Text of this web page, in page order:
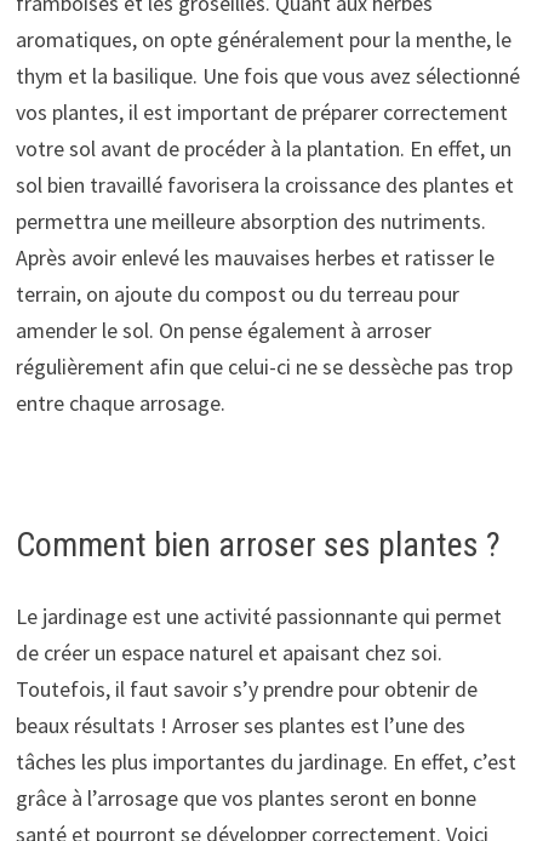
aromatiques, on opte généralement pour la menthe, le
thym et la basilique. Une fois que vous avez sélectionné
vos plantes, il est important de préparer correctement
votre sol avant de procéder à la plantation. En effet, un
sol bien travaillé favorisera la croissance des plantes et
permettra une meilleure absorption des nutriments.
Après avoir enlevé les mauvaises herbes et ratisser le
terrain, on ajoute du compost ou du terreau pour
amender le sol. On pense également à arroser
régulièrement afin que celui-ci ne se dessèche pas trop
entre chaque arrosage.
Comment bien arroser ses plantes ?
Le jardinage est une activité passionnante qui permet
de créer un espace naturel et apaisant chez soi.
Toutefois, il faut savoir s’y prendre pour obtenir de
beaux résultats ! Arroser ses plantes est l’une des
tâches les plus importantes du jardinage. En effet, c’est
grâce à l’arrosage que vos plantes seront en bonne
santé et pourront se développer correctement. Voici